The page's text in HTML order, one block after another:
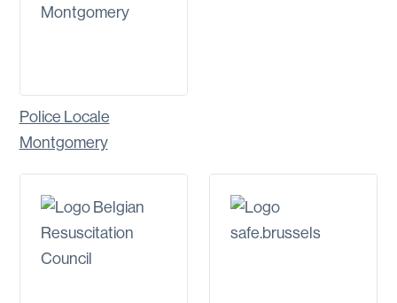
Police Locale
Montgomery